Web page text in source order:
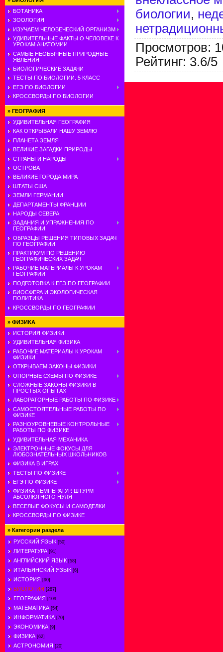
БОТАНИКА
ЗООЛОГИЯ
ИЗУЧАЕМ ЧЕЛОВЕЧЕСКИЙ ОРГАНИЗМ
УДИВИТЕЛЬНЫЕ ФАКТЫ О ЧЕЛОВЕКЕ К
УРОКАМ АНАТОМИИ
САМЫЕ НЕОБЫЧНЫЕ ПРИРОДНЫЕ
ЯВЛЕНИЯ
БИОЛОГИЧЕСКИЕ ЗАДАЧИ
ТЕСТЫ ПО БИОЛОГИИ. 5 КЛАСС
ЕГЭ ПО БИОЛОГИИ
КРОССВОРДЫ ПО БИОЛОГИИ
» ГЕОГРАФИЯ
УДИВИТЕЛЬНАЯ ГЕОГРАФИЯ
КАК ОТКРЫВАЛИ НАШУ ЗЕМЛЮ
ПЛАНЕТА ЗЕМЛЯ
ВЕЛИКИЕ ЗАГАДКИ ПРИРОДЫ
СТРАНЫ И НАРОДЫ
ОСТРОВА
ВЕЛИКИЕ ГОРОДА МИРА
ШТАТЫ США
ЗЕМЛИ ГЕРМАНИИ
ДЕПАРТАМЕНТЫ ФРАНЦИИ
НАРОДЫ СЕВЕРА
ЗАДАНИЯ И УПРАЖНЕНИЯ ПО
ГЕОГРАФИИ
ОБРАЗЦЫ РЕШЕНИЯ ТИПОВЫХ ЗАДАЧ
ПО ГЕОГРАФИИ
ПРАКТИКУМ ПО РЕШЕНИЮ
ГЕОГРАФИЧЕСКИХ ЗАДАЧ
РАБОЧИЕ МАТЕРИАЛЫ К УРОКАМ
ГЕОГРАФИИ
ПОДГОТОВКА К ЕГЭ ПО ГЕОГРАФИИ
БИОСФЕРА И ЭКОЛОГИЧЕСКАЯ
ПОЛИТИКА
КРОССВОРДЫ ПО ГЕОГРАФИИ
» ФИЗИКА
ИСТОРИЯ ФИЗИКИ
УДИВИТЕЛЬНАЯ ФИЗИКА
РАБОЧИЕ МАТЕРИАЛЫ К УРОКАМ
ФИЗИКИ
ОТКРЫВАЕМ ЗАКОНЫ ФИЗИКИ
ОПОРНЫЕ СХЕМЫ ПО ФИЗИКЕ
СЛОЖНЫЕ ЗАКОНЫ ФИЗИКИ В
ПРОСТЫХ ОПЫТАХ
ЛАБОРАТОРНЫЕ РАБОТЫ ПО ФИЗИКЕ
САМОСТОЯТЕЛЬНЫЕ РАБОТЫ ПО
ФИЗИКЕ
РАЗНОУРОВНЕВЫЕ КОНТРОЛЬНЫЕ
РАБОТЫ ПО ФИЗИКЕ
УДИВИТЕЛЬНАЯ МЕХАНИКА
ЭЛЕКТРОННЫЕ ФОКУСЫ ДЛЯ
ЛЮБОЗНАТЕЛЬНЫХ ШКОЛЬНИКОВ
ФИЗИКА В ИГРАХ
ТЕСТЫ ПО ФИЗИКЕ
ЕГЭ ПО ФИЗИКЕ
ФИЗИКА ТЕМПЕРАТУР. ШТУРМ
АБСОЛЮТНОГО НУЛЯ
ВЕСЕЛЫЕ ФОКУСЫ И САМОДЕЛКИ
КРОССВОРДЫ ПО ФИЗИКЕ
» Категории раздела
РУССКИЙ ЯЗЫК [50]
ЛИТЕРАТУРА [91]
АНГЛИЙСКИЙ ЯЗЫК [58]
ИТАЛЬЯНСКИЙ ЯЗЫК [6]
ИСТОРИЯ [90]
БИОЛОГИЯ [287]
ГЕОГРАФИЯ [109]
МАТЕМАТИКА [54]
ИНФОРМАТИКА [70]
ЭКОНОМИКА [9]
ФИЗИКА [62]
АСТРОНОМИЯ [20]
биологии,
Просмотров:
Рейтинг: 3.6/5